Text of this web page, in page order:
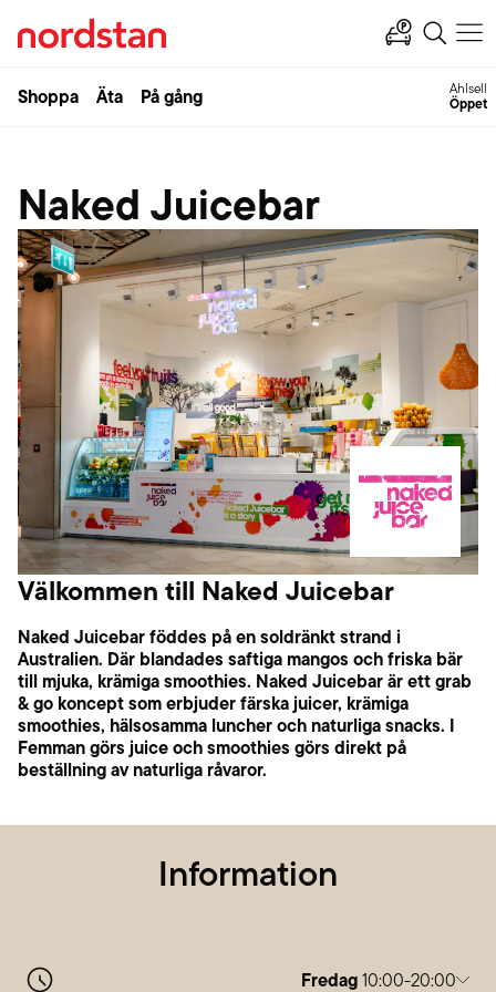
Shoppa Äta På gång Ahlsell
Öppet
Naked Juicebar
Välkommen till Naked Juicebar
Naked Juicebar föddes på en soldränkt strand i
Australien. Där blandades saftiga mangos och friska bär
till mjuka, krämiga smoothies. Naked Juicebar är ett grab
& go koncept som erbjuder färska juicer, krämiga
smoothies, hälsosamma luncher och naturliga snacks. I
Femman görs juice och smoothies görs direkt på
beställning av naturliga råvaror.
Information
Fredag10:00-20:00